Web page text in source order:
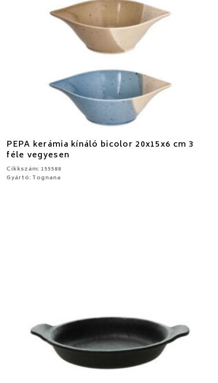
PEPA kerámia kínáló bicolor 20x15x6 cm 3
féle vegyesen
Cikkszám: 155588
Gyártó: Tognana